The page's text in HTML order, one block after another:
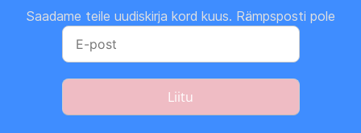
Saadame teile uudiskirja kord kuus. Rämpsposti pole
Liitu